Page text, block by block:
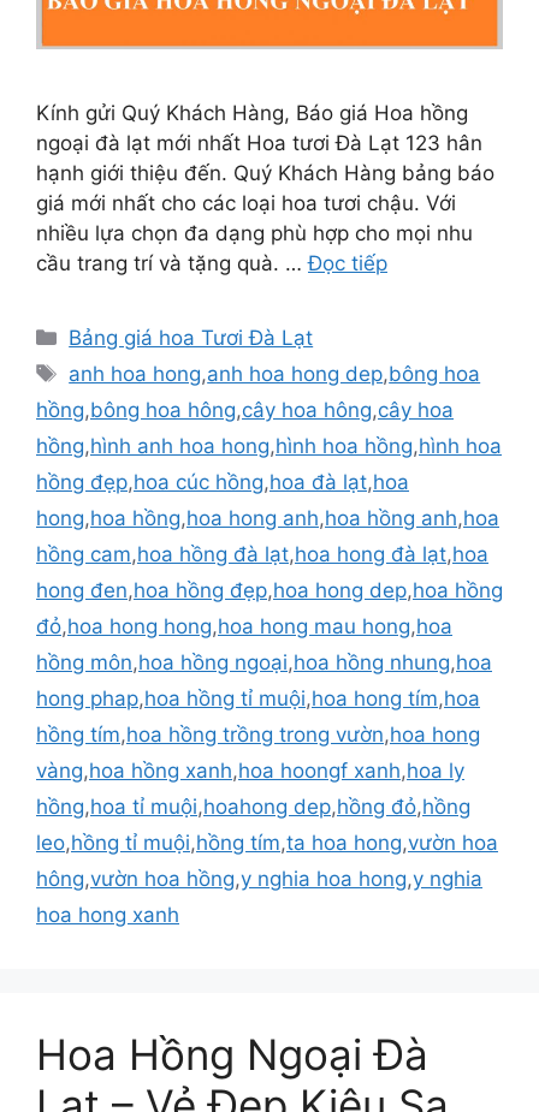
Kính gửi Quý Khách Hàng, Báo giá Hoa hồng
ngoại đà lạt mới nhất Hoa tươi Đà Lạt 123 hân
hạnh giới thiệu đến. Quý Khách Hàng bảng báo
giá mới nhất cho các loại hoa tươi chậu. Với
nhiều lựa chọn đa dạng phù hợp cho mọi nhu
cầu trang trí và tặng quà. …Đọc tiếp
Danh
mục
Bảng giá hoa Tươi Đà Lạt
Thẻ
anh hoa hong,anh hoa hong dep,bông hoa
hồng,bông hoa hông,cây hoa hông,cây hoa
hồng,hình anh hoa hong,hình hoa hồng,hình hoa
hồng đẹp,hoa cúc hồng,hoa đà lạt,hoa
hong,hoa hồng,hoa hong anh,hoa hồng anh,hoa
hồng cam,hoa hồng đà lạt,hoa hong đà lạt,hoa
hong đen,hoa hồng đẹp,hoa hong dep,hoa hồng
đỏ,hoa hong hong,hoa hong mau hong,hoa
hồng môn,hoa hồng ngoại,hoa hồng nhung,hoa
hong phap,hoa hồng tỉ muội,hoa hong tím,hoa
hồng tím,hoa hồng trồng trong vườn,hoa hong
vàng,hoa hồng xanh,hoa hoongf xanh,hoa ly
hồng,hoa tỉ muội,hoahong dep,hồng đỏ,hồng
leo,hồng tỉ muội,hồng tím,ta hoa hong,vườn hoa
hông,vườn hoa hồng,y nghia hoa hong,y nghia
hoa hong xanh
Hoa Hồng Ngoại Đà